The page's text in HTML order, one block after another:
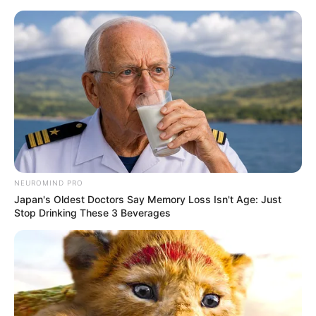
Max znowu podrzuca najlepszą
premierę na weekend!
Mateusz Zaczyk 8 lutego 2025 Aktualności
Na początek tego weekendu z najlepszą filmową premierą w
NEUROMIND PRO
Japan's Oldest Doctors Say Memory Loss Isn't Age: Just
Stop Drinking These 3 Beverages